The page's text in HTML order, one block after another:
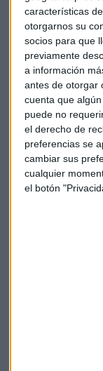
características
otorgarnos su
socios para que
previamente
a información
antes de otorgar
cuenta que
puede no
el derecho de
preferencias se
cambiar sus
cualquier
el botón
Tras poco más
30 entrevistas
distintas
empieza a
y de alto valor
de España y
A través de
más humana de
nuestra casa. Y
podido disfrutar
también clientes,